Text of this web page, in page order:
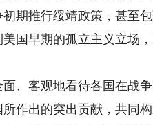
期推行绥靖政策，甚至
国早期的孤立主义立场
客观地看待各国在战争
作出的突出贡献，共同